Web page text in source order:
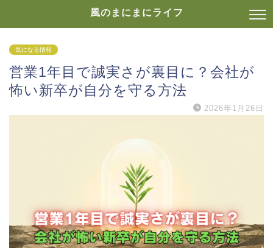
風のまにまにライフ
気になる情報
営業1年目で誠実さが裏目に？会社が
怖い新卒が自分を守る方法
2026年1月26日